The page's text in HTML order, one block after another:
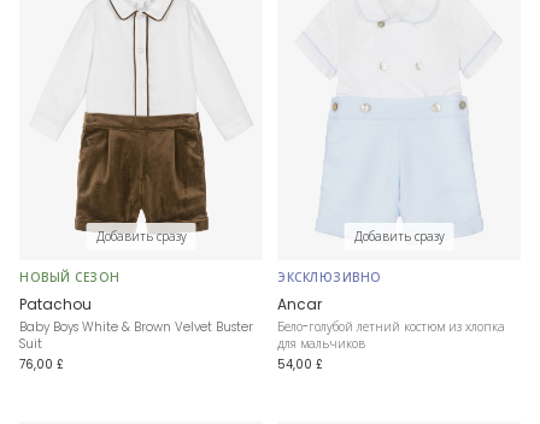
Добавить сразу
НОВЫЙ СЕЗОН
Patachou
Baby Boys White & Brown Velvet Buster
Suit
76,00 £
Добавить сразу
ЭКСКЛЮЗИВНО
Ancar
Бело-голубой летний костюм из хлопка
для мальчиков
54,00 £